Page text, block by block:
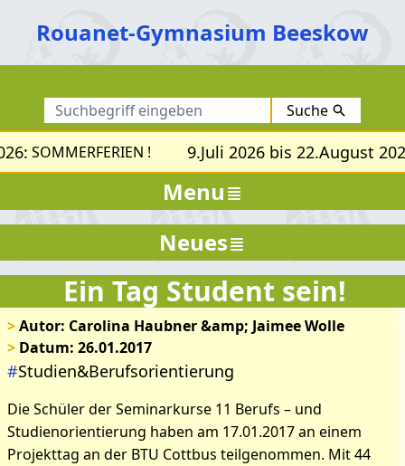
Rouanet-Gymnasium Beeskow
Suche
SOMMERFERIEN ! 9.Juli 2026 bis 22.August
Menu
Ein Tag Student sein!
>Autor: Carolina Haubner &amp; Jaimee Wolle
> Datum: 26.01.2017
#Studien&Berufsorientierung
Die Schüler der Seminarkurse 11 Berufs – und
Studienorientierung haben am 17.01.2017 an einem
Projekttag an der BTU Cottbus teilgenommen. Mit 44
Neues